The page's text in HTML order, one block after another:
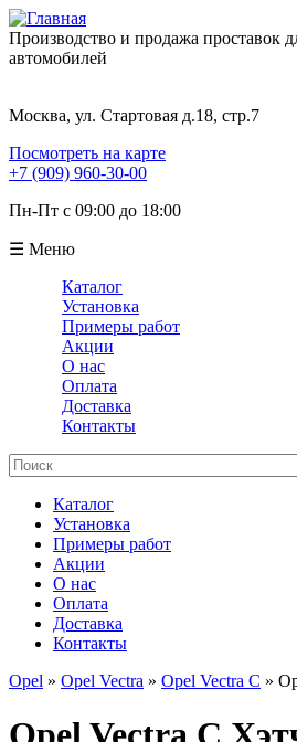
Производство и продажа проставок
автомобилей
Москва, ул. Стартовая д.18, стр.7
Посмотреть на карте
+7 (909) 960-30-00
Пн-Пт с 09:00 до 18:00
☰ Меню
Каталог
Установка
Примеры работ
Акции
О нас
Оплата
Доставка
Контакты
Поиск
Каталог
Установка
Примеры работ
Акции
О нас
Оплата
Доставка
Контакты
Opel » Opel Vectra » Opel Vectra C »